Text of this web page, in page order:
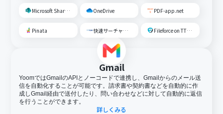
Microsoft SharePoint OneDrive PDF-app.net
Pinata 快速サーチャーGX Fileforce on TTS Cloud
Gmail
YoomではGmailのAPIとノーコードで連携し、Gmailからのメール送
信を自動化することが可能です。請求書や契約書などを自動的に作
成しGmail経由で送付したり、問い合わせなどに対して自動的に返信
を行うことができます。
詳しくみる